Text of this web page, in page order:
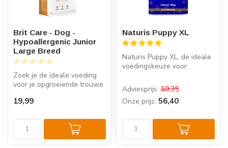
Brit Care - Dog -
Hypoallergenic Junior
Large Breed
Zoek je de ideale voeding
voor je opgroeiende trouwe
19,99
Naturis Puppy XL
Naturis Puppy XL, de ideale
voedingskeuze voor
samengesteld m...
Adviesprijs: 59,35
Onze prijs: 56,40